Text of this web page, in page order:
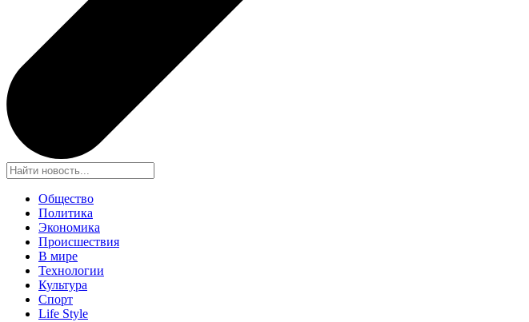
Общество
Политика
Экономика
Происшествия
В мире
Технологии
Культура
Спорт
Life Style